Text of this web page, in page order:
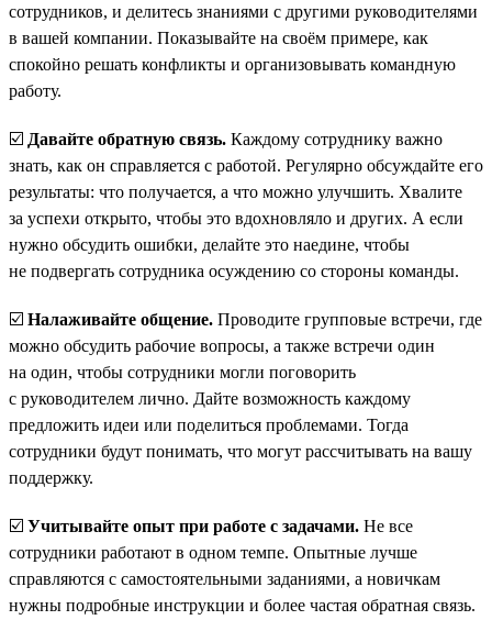
сотрудников, и делитесь знаниями с другими руководителями
в вашей компании. Показывайте на своём примере, как
спокойно решать конфликты и организовывать командную
работу.
☑️ Давайте обратную связь. Каждому сотруднику важно
знать, как он справляется с работой. Регулярно обсуждайте его
результаты: что получается, а что можно улучшить. Хвалите
за успехи открыто, чтобы это вдохновляло и других. А если
нужно обсудить ошибки, делайте это наедине, чтобы
не подвергать сотрудника осуждению со стороны команды.
☑️ Налаживайте общение. Проводите групповые встречи, где
можно обсудить рабочие вопросы, а также встречи один
на один, чтобы сотрудники могли поговорить
с руководителем лично. Дайте возможность каждому
предложить идеи или поделиться проблемами. Тогда
сотрудники будут понимать, что могут рассчитывать на вашу
поддержку.
☑️ Учитывайте опыт при работе с задачами. Не все
сотрудники работают в одном темпе. Опытные лучше
справляются с самостоятельными заданиями, а новичкам
нужны подробные инструкции и более частая обратная связь.